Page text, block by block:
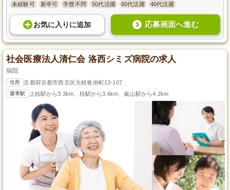
未経験可 新卒可 学歴不問 50代活躍 60代活躍 40代活躍
お気に入り に追加 応募画面へ進む
社会医療法人清仁会 洛西シミズ病院の求人
病院
住所 京都府京都市西京区大枝沓掛町13-107
最寄駅 上桂駅から3.3km、桂駅から3.6km、嵐山駅から4.2km